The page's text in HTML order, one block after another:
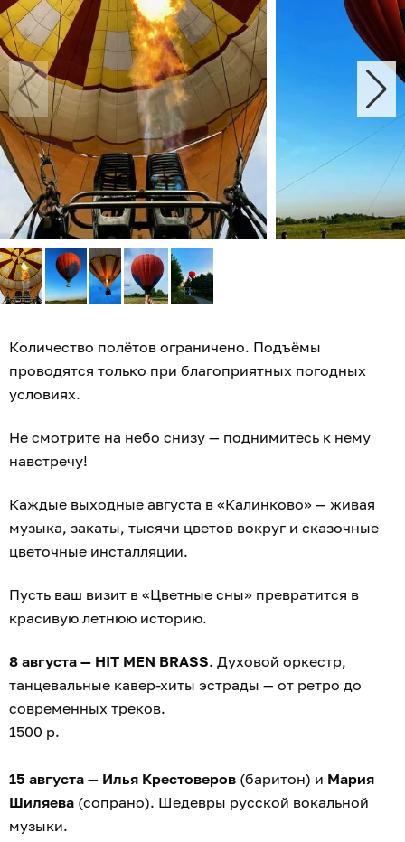
Количество полётов ограничено. Подъёмы
проводятся только при благоприятных погодных
условиях.
Не смотрите на небо снизу — поднимитесь к нему
навстречу!
Каждые выходные августа в «Калинково» — живая
музыка, закаты, тысячи цветов вокруг и сказочные
цветочные инсталляции.
Пусть ваш визит в «Цветные сны» превратится в
красивую летнюю историю.
8 августа — HIT MEN BRASS. Духовой оркестр,
танцевальные кавер-хиты эстрады — от ретро до
современных треков.
1500 р.
15 августа — Илья Крестоверов (баритон) и Мария
Шиляева (сопрано). Шедевры русской вокальной
музыки.